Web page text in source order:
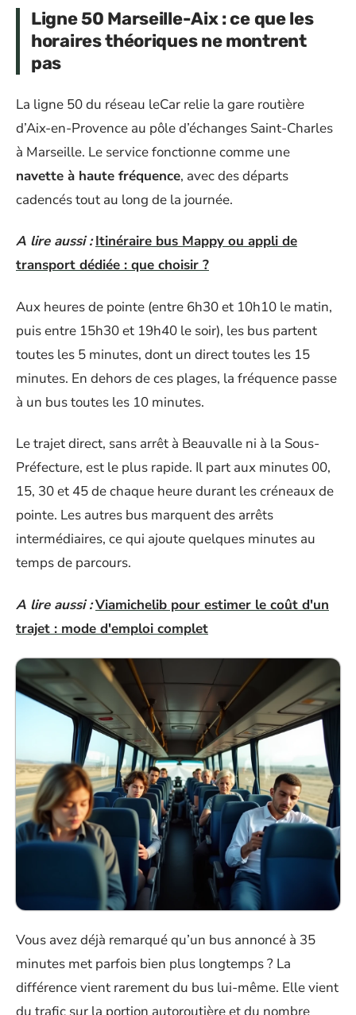
Ligne 50 Marseille-Aix : ce que les
horaires théoriques ne montrent
pas
La ligne 50 du réseau leCar relie la gare routière
d’Aix-en-Provence au pôle d’échanges Saint-Charles
à Marseille. Le service fonctionne comme une
navette à haute fréquence, avec des départs
cadencés tout au long de la journée.
A lire aussi : Itinéraire bus Mappy ou appli de
transport dédiée : que choisir ?
Aux heures de pointe (entre 6h30 et 10h10 le matin,
puis entre 15h30 et 19h40 le soir), les bus partent
toutes les 5 minutes, dont un direct toutes les 15
minutes. En dehors de ces plages, la fréquence passe
à un bus toutes les 10 minutes.
Le trajet direct, sans arrêt à Beauvalle ni à la Sous-
Préfecture, est le plus rapide. Il part aux minutes 00,
15, 30 et 45 de chaque heure durant les créneaux de
pointe. Les autres bus marquent des arrêts
intermédiaires, ce qui ajoute quelques minutes au
temps de parcours.
A lire aussi :Viamichelib pour estimer le coût d'un
trajet : mode d'emploi complet
Vous avez déjà remarqué qu’un bus annoncé à 35
minutes met parfois bien plus longtemps ? La
différence vient rarement du bus lui-même. Elle vient
du trafic sur la portion autoroutière et du nombre